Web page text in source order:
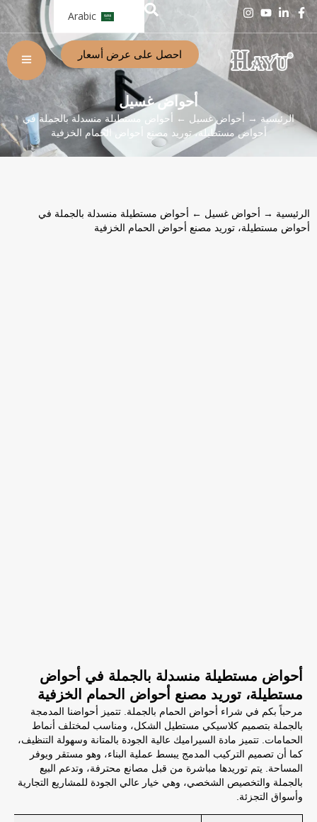
Arabic
احصل على عرض أسعار
أحواض غسيل
الرئيسية → أحواض غسيل ← أحواض مستطيلة منسدلة بالجملة في
أحواض مستطيلة، توريد مصنع أحواض الحمام الخزفية
الرئيسية → أحواض غسيل ← أحواض مستطيلة منسدلة بالجملة في
أحواض مستطيلة، توريد مصنع أحواض الحمام الخزفية
أحواض مستطيلة منسدلة بالجملة في أحواض
مستطيلة، توريد مصنع أحواض الحمام الخزفية
مرحباً بكم في شراء أحواض الحمام بالجملة. تتميز أحواضنا المدمجة
بالجملة بتصميم كلاسيكي مستطيل الشكل، ومناسب لمختلف أنماط
الحمامات. تتميز مادة السيراميك عالية الجودة بالمتانة وسهولة التنظيف،
كما أن تصميم التركيب المدمج يبسط عملية البناء، وهو مستقر ويوفر
المساحة. يتم توريدها مباشرة من قبل مصانع محترفة، وتدعم البيع
بالجملة والتخصيص الشخصي، وهي خيار عالي الجودة للمشاريع التجارية
وأسواق التجزئة.